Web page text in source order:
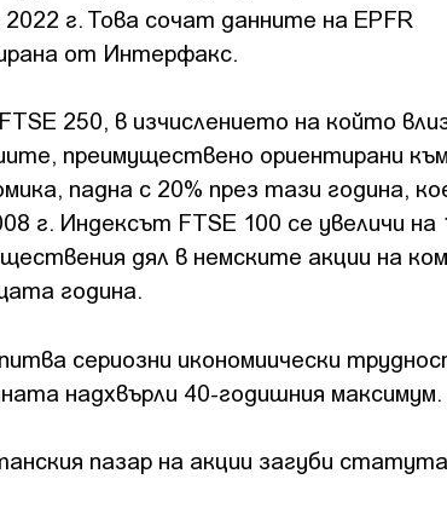
г. Това сочат данните на EPFR
от Интерфакс.
250, в изчислението на който
преимуществено ориентирани
падна с 20% през тази година,
г. Индексът FTSE 100 се увеличи на
дял в немските акции на
година.
сериозни икономиически
надхвърли 40-годишния максимум.
пазар на акции загуби